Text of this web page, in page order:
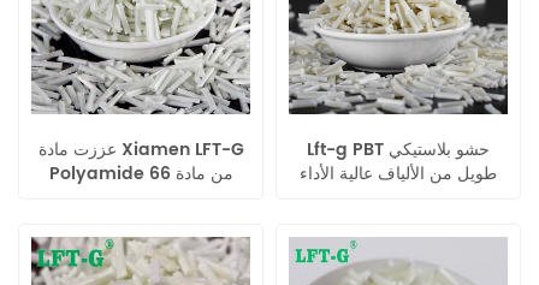
عززت مادة Xiamen LFT-G
Polyamide 66 من مادة
الطلب اللون والطول
Lft-g PBT حشو بلاستيكي
طويل من الألياف عالية الأداء